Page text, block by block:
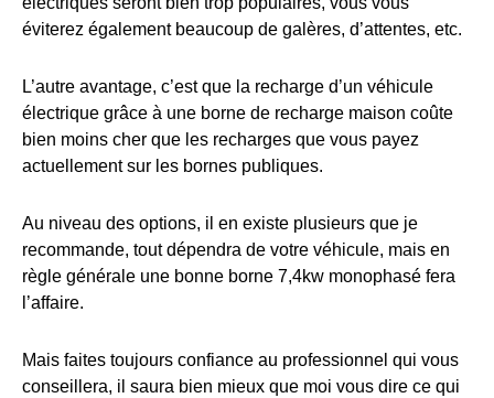
éviterez également beaucoup de galères, d’attentes, etc.
L’autre avantage, c’est que la recharge d’un véhicule
électrique grâce à une borne de recharge maison coûte
bien moins cher que les recharges que vous payez
actuellement sur les bornes publiques.
Au niveau des options, il en existe plusieurs que je
recommande, tout dépendra de votre véhicule, mais en
règle générale une bonne borne 7,4kw monophasé fera
l’affaire.
Mais faites toujours confiance au professionnel qui vous
conseillera, il saura bien mieux que moi vous dire ce qui